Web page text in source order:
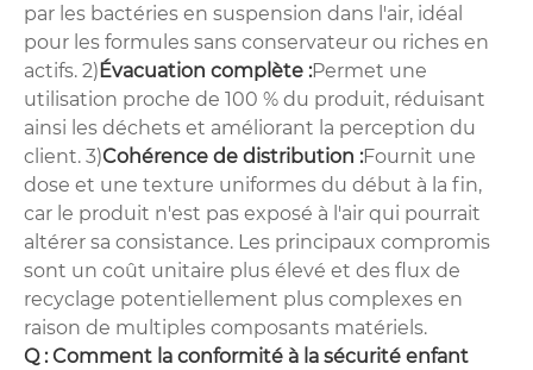
par les bactéries en suspension dans l'air, idéal
pour les formules sans conservateur ou riches en
actifs. 2)Évacuation complète :Permet une
utilisation proche de 100 % du produit, réduisant
ainsi les déchets et améliorant la perception du
client. 3)Cohérence de distribution :Fournit une
dose et une texture uniformes du début à la fin,
car le produit n'est pas exposé à l'air qui pourrait
altérer sa consistance. Les principaux compromis
sont un coût unitaire plus élevé et des flux de
recyclage potentiellement plus complexes en
raison de multiples composants matériels.
Q : Comment la conformité à la sécurité enfant